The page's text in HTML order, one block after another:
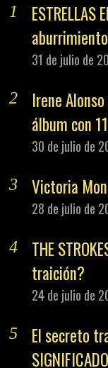
ESTRELLAS
31 de julio de
Irene
álbum con
30 de julio de
Victoria
28 de julio de
THE
traición?
24 de julio de
El secreto